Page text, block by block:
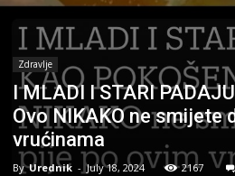
Zdravlje
I MLADI I STARI
Ovo NIKAKO ne smijete
vrućinama
By Urednik - July 18, 2024 2167